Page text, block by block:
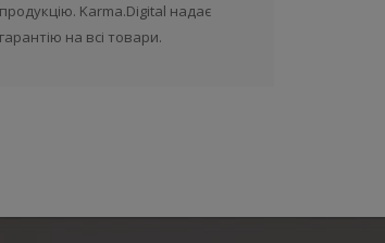
продукцію. Karma.Digital надає
гарантію на всі товари.